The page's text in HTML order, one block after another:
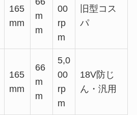
165
mm
m
m
00
rp
m
旧型コス
パ
165
mm
66
m
m
5,0
00
rp
m
18V防じ
ん・汎用